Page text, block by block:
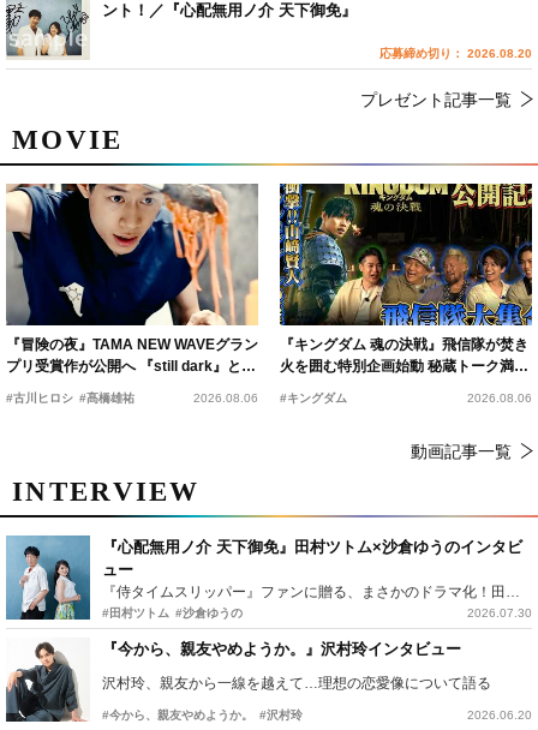
MOVIE
『冒険の夜』TAMA NEW WAVEグラン
プリ受賞作が公開へ 『still dark』と同
時上映決定
#古川ヒロシ #髙橋雄祐 2026.08.06
『キングダム 魂の決戦』飛信隊が焚き
火を囲む特別企画始動 秘蔵トーク満載
の“キングダムキャンプ”開催
#キングダム 2026.08.06
動画記事一覧
INTERVIEW
『心配無用ノ介 天下御免』田村ツトム×沙倉ゆうのインタビ
ュー
『侍タイムスリッパー』ファンに贈る、まさかのドラマ化！田村ツトム×沙倉ゆうのが語る『心配無用ノ介』撮影秘話
#田村ツトム #沙倉ゆうの 2026.07.30
『今から、親友やめようか。』沢村玲インタビュー
沢村玲、親友から一線を越えて…理想の恋愛像について語る
#今から、親友やめようか。 #沢村玲 2026.06.20
ント！／『心配無用ノ介 天下御免』
応募締め切り： 2026.08.20
プレゼント記事一覧